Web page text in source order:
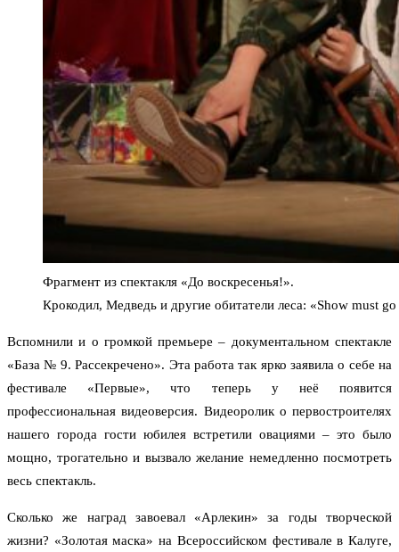
Фрагмент из спектакля «До воскресенья!».
Крокодил, Медведь и другие обитатели леса: «Show must
Вспомнили и о громкой премьере – документальном спектакле
«База № 9. Рассекречено». Эта работа так ярко заявила о себе на
фестивале «Первые», что теперь у неё появится
профессиональная видеоверсия. Видеоролик о первостроителях
нашего города гости юбилея встретили овациями – это было
мощно, трогательно и вызвало желание немедленно посмотреть
весь спектакль.
Сколько же наград завоевал «Арлекин» за годы творческой
жизни? «Золотая маска» на Всероссийском фестивале в Калуге,